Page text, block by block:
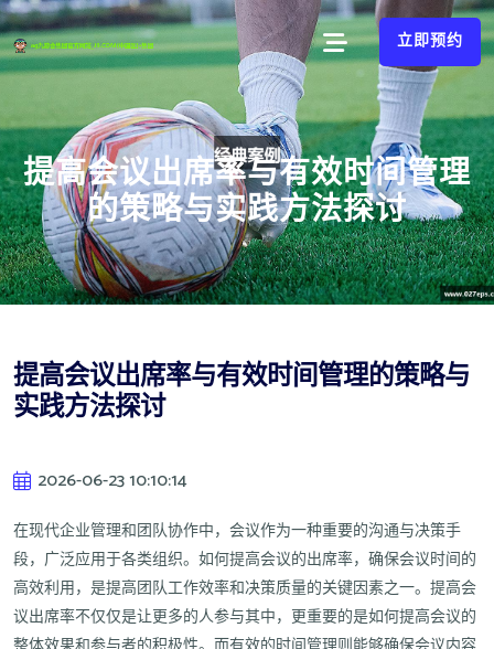
立即预约
提高会议出席率与有效时间管理
的策略与实践方法探讨
提高会议出席率与有效时间管理的策略与
实践方法探讨
2026-06-23 10:10:14
在现代企业管理和团队协作中，会议作为一种重要的沟通与决策手
段，广泛应用于各类组织。如何提高会议的出席率，确保会议时间的
高效利用，是提高团队工作效率和决策质量的关键因素之一。提高会
议出席率不仅仅是让更多的人参与其中，更重要的是如何提高会议的